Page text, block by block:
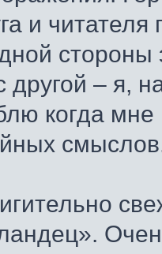
и
стороны
другой – я,
когда мне